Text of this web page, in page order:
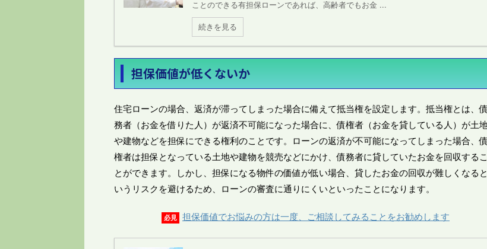
ことのできる有担保ローンであれば、高齢者でもお金 ...
続きを見る
担保価値が低くないか
住宅ローンの場合、返済が滞ってしまった場合に備えて抵当権を設定します。抵当権とは、債
務者（お金を借りた人）が返済不可能になった場合に、債権者（お金を貸している人）が土
や建物などを担保にできる権利のことです。ローンの返済が不可能になってしまった場合、債
権者は担保となっている土地や建物を競売などにかけ、債務者に貸していたお金を回収するこ
とができます。しかし、担保になる物件の価値が低い場合、貸したお金の回収が難しくなると
いうリスクを避けるため、ローンの審査に通りにくいといったことになります。
必見 担保価値でお悩みの方は一度、ご相談してみることをお勧めします